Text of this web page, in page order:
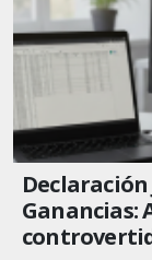
Ganancias: